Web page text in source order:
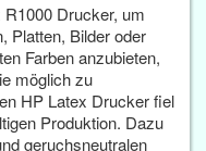
Drucker, um
Platten, Bilder oder
Farben anzubieten,
möglich zu
HP Latex Drucker fiel
Produktion. Dazu
geruchsneutralen